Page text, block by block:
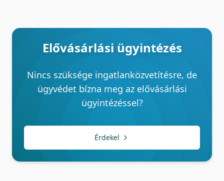
Elővásárlási ügyintézés
Nincs szüksége ingatlanközvetítésre, de
ügyvédet bízna meg az elővásárlási
ügyintézéssel?
Érdekel